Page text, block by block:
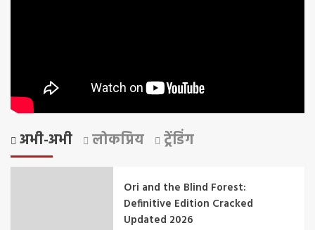
अभी-अभी लोकप्रिय ट्रेंडिंग
Ori and the Blind Forest:
Definitive Edition Cracked
Updated 2026